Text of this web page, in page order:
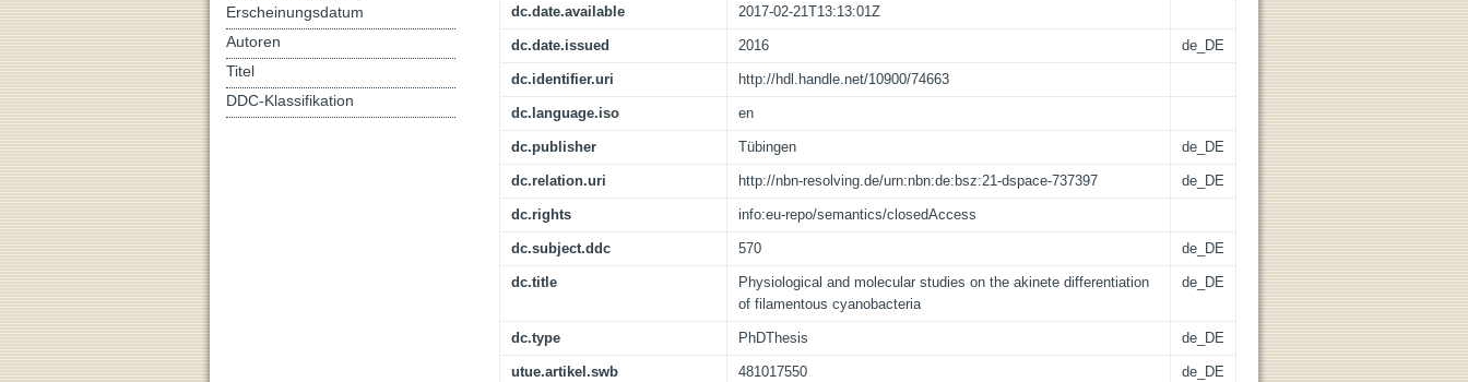
dc.date.available 2017-02-21T13:13:01Z
dc.date.issued 2016 de_DE
dc.identifier.uri http://hdl.handle.net/10900/74663
dc.language.iso en
dc.publisher Tübingen de_DE
dc.relation.uri http://nbn-resolving.de/urn:nbn:de:bsz:21-dspace-737397 de_DE
dc.rights info:eu-repo/semantics/closedAccess
dc.subject.ddc 570 de_DE
dc.title
Physiological and molecular studies on the akinete differentiation
of filamentous cyanobacteria
de_DE
dc.type PhDThesis de_DE
utue.artikel.swb 481017550 de_DE
Erscheinungsdatum
Autoren
Titel
DDC-Klassifikation